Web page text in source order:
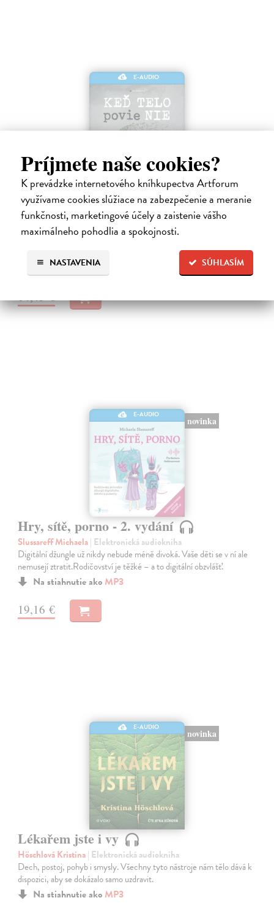
Príjmete naše cookies?
K prevádzke internetového kníhkupectva Artforum
využívame cookies slúžiace na zabezpečenie a meranie
funkčnosti, marketingové účely a zaistenie vášho
maximálneho pohodlia a spokojnosti.
SÚHLASÍM
NASTAVENIA
E-AUDIO
Keď telo povie nie
Maté Gábor| Elektronická audiokniha
Prevencia pred chorobami ľudstvo zamestnáva od nepamäti. Lekár a
uznávaný autor Gábor Maté verí, že spôsob akým premýšľame a
využívame svoju mozgovú kapacitu, má vplyv aj na naše fyzické
Na stiahnutie ako
E-AUDIO
novinka
Hry, sítě, porno - 2. vydání
Slussareff Michaela| Elektronická audiokniha
Digitální džungle už nikdy nebude méně divoká. Vaše děti se v ní ale
nemusejí ztratit.Rodičovství je těžké – a to digitální obzvlášť.
Na stiahnutie ako MP3
19,16 €
E-AUDIO
novinka
Lékařem jste i vy
Höschlová Kristina| Elektronická audiokniha
Dech, postoj, pohyb i smysly. Všechny tyto nástroje nám tělo dává k
dispozici, aby se dokázalo samo uzdravit.
Na stiahnutie ako MP3